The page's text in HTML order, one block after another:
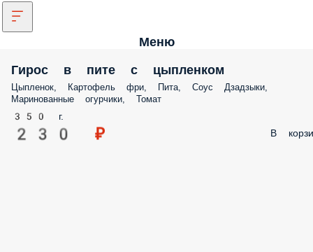
Меню
Гирос в пите с цыпленком
Цыпленок, Картофель фри, Пита, Соус Дзадзыки,
Маринованные огурчики, Томат
350 г.
230 ₽ В